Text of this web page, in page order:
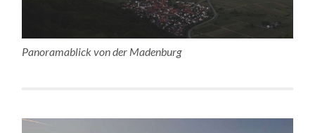
Panoramablick von der Madenburg